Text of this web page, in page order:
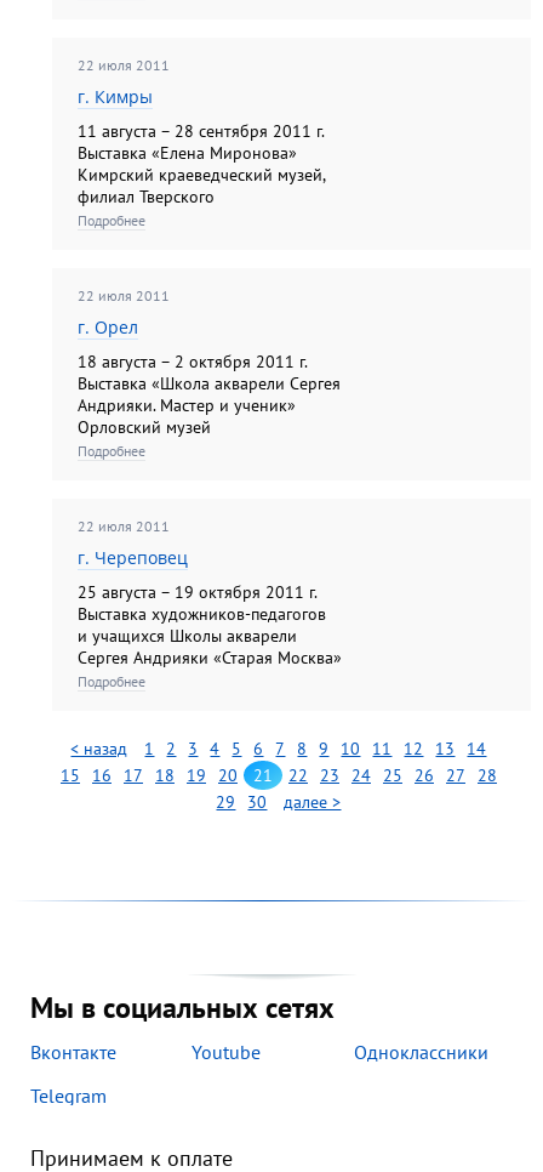
22 июля 2011
г. Кимры
11 августа – 28 сентября 2011 г.
Выставка «Елена Миронова»
Кимрский краеведческий музей,
филиал Тверского
государственного объединенного
Подробнее
22 июля 2011
г. Орел
18 августа – 2 октября 2011 г.
Выставка «Школа акварели Сергея
Андрияки. Мастер и ученик»
Орловский музей
изобразительных искусств тел.:
Подробнее
22 июля 2011
г. Череповец
25 августа – 19 октября 2011 г.
Выставка художников-педагогов
и учащихся Школы акварели
Сергея Андрияки «Старая Москва»
тел.: 51-85-11, 51-89-27 время
Подробнее
< назад 1 2 3 4 5 6 7 8 9 10 11 12 13
14
15
16 17 18 19 20 21 22 23 24 25 26 27
28
29
30 далее >
Мы в социальных сетях
Вконтакте Youtube
Одноклассники
Telegram
Принимаем к оплате